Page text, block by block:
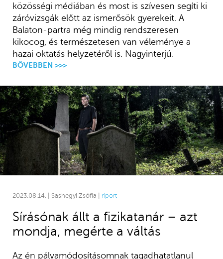
közösségi médiában és most is szívesen segíti ki
záróvizsgák előtt az ismerősök gyerekeit. A
Balaton-partra még mindig rendszeresen
kikocog, és természetesen van véleménye a
hazai oktatás helyzetéről is. Nagyinterjú.
BŐVEBBEN >>>
2023.08.14. | Sashegyi Zsófia | riport
Sírásónak állt a fizikatanár – azt
mondja, megérte a váltás
Az én pályamódosításomnak tagadhatatlanul